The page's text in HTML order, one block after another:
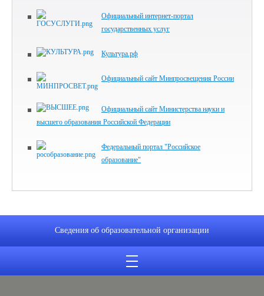
Официальный интернет-портал
государственных услуг
Культура.рф
Официальный сайт Минпросвещения России
Официальный сайт Министерства науки и
высшего образования Российской Федерации
Федеральный портал "Российское
образование"
Сведения об образовательной организации